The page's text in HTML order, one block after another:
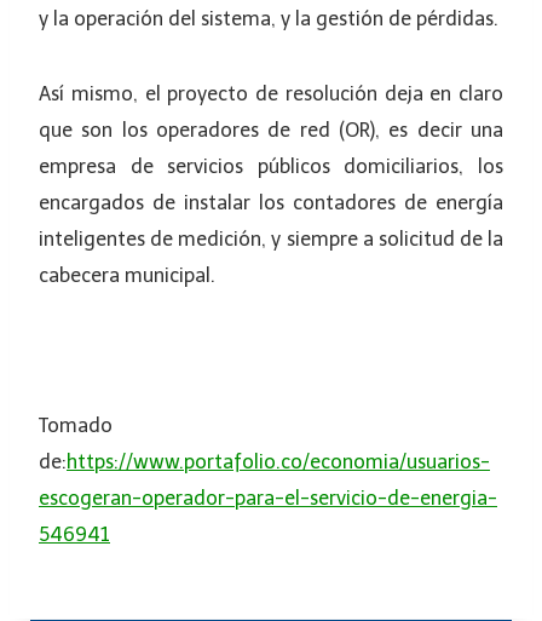
y la operación del sistema, y la gestión de pérdidas.
Así mismo, el proyecto de resolución deja en claro
que son los operadores de red (OR), es decir una
empresa de servicios públicos domiciliarios, los
encargados de instalar los contadores de energía
inteligentes de medición, y siempre a solicitud de la
cabecera municipal.
Tomado
de:https://www.portafolio.co/economia/usuarios-
escogeran-operador-para-el-servicio-de-energia-
546941